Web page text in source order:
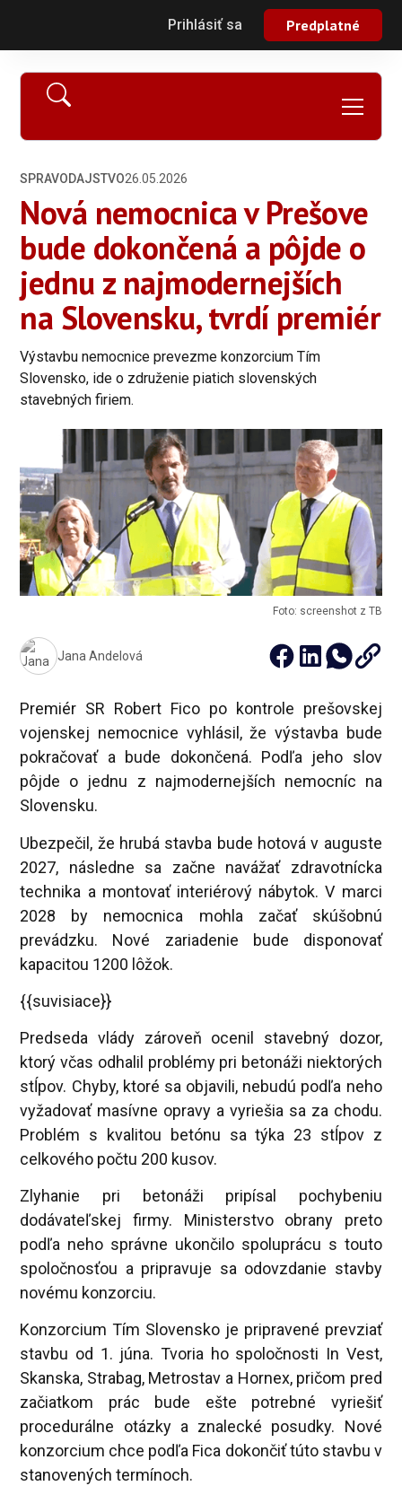
Prihlásiť sa Predplatné
SPRAVODAJSTVO26.05.2026
Nová nemocnica v Prešove
bude dokončená a pôjde o
jednu z najmodernejších
na Slovensku, tvrdí premiér
Výstavbu nemocnice prevezme konzorcium Tím
Slovensko, ide o združenie piatich slovenských
stavebných firiem.
Foto: screenshot z TB
Jana Andelová
Premiér SR Robert Fico po kontrole prešovskej
vojenskej nemocnice vyhlásil, že výstavba bude
pokračovať a bude dokončená. Podľa jeho slov
pôjde o jednu z najmodernejších nemocníc na
Slovensku.
Ubezpečil, že hrubá stavba bude hotová v auguste
2027, následne sa začne navážať zdravotnícka
technika a montovať interiérový nábytok. V marci
2028 by nemocnica mohla začať skúšobnú
prevádzku. Nové zariadenie bude disponovať
kapacitou 1200 lôžok.
{{suvisiace}}
Predseda vlády zároveň ocenil stavebný dozor,
ktorý včas odhalil problémy pri betonáži niektorých
stĺpov. Chyby, ktoré sa objavili, nebudú podľa neho
vyžadovať masívne opravy a vyriešia sa za chodu.
Problém s kvalitou betónu sa týka 23 stĺpov z
celkového počtu 200 kusov.
Zlyhanie pri betonáži pripísal pochybeniu
dodávateľskej firmy. Ministerstvo obrany preto
podľa neho správne ukončilo spoluprácu s touto
spoločnosťou a pripravuje sa odovzdanie stavby
novému konzorciu.
Konzorcium Tím Slovensko je pripravené prevziať
stavbu od 1. júna. Tvoria ho spoločnosti In Vest,
Skanska, Strabag, Metrostav a Hornex, pričom pred
začiatkom prác bude ešte potrebné vyriešiť
procedurálne otázky a znalecké posudky. Nové
konzorcium chce podľa Fica dokončiť túto stavbu v
stanovených termínoch.